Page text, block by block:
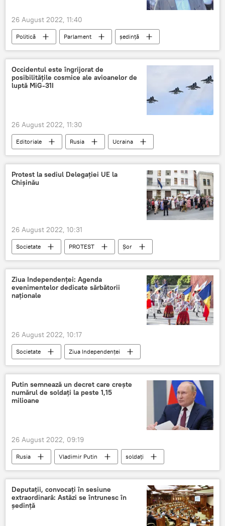
26 August 2022, 11:40
Politică Parlament ședință
Occidentul este îngrijorat de
posibilitățile cosmice ale avioanelor de
luptă MiG-31I
26 August 2022, 11:30
Editoriale Rusia
Ucraina
Occident
Arme
Protest la sediul Delegației UE la
Chișinău
26 August 2022, 10:31
Societate PROTEST Șor
Ziua Independenței: Agenda
evenimentelor dedicate sărbătorii
naționale
26 August 2022, 10:17
Societate
Ziua Independenței
27 august-Ziua Independenței
manifestări cultural-artisitice
Putin semnează un decret care crește
numărul de soldați la peste 1,15
milioane
26 August 2022, 09:19
Rusia Vladimir Putin
soldați
decret
Deputații, convocați în sesiune
extraordinară: Astăzi se întrunesc în
ședință